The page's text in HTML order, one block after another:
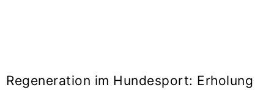
Regeneration im Hundesport: Erholung